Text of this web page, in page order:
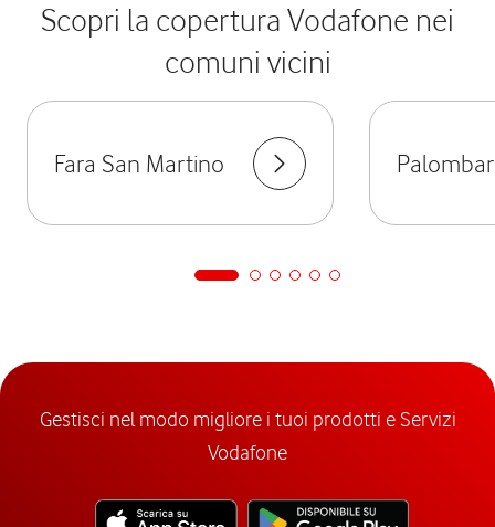
Scopri la copertura Vodafone nei
comuni vicini
Fara San Martino
Gestisci nel modo migliore i tuoi prodotti e Servizi
Vodafone